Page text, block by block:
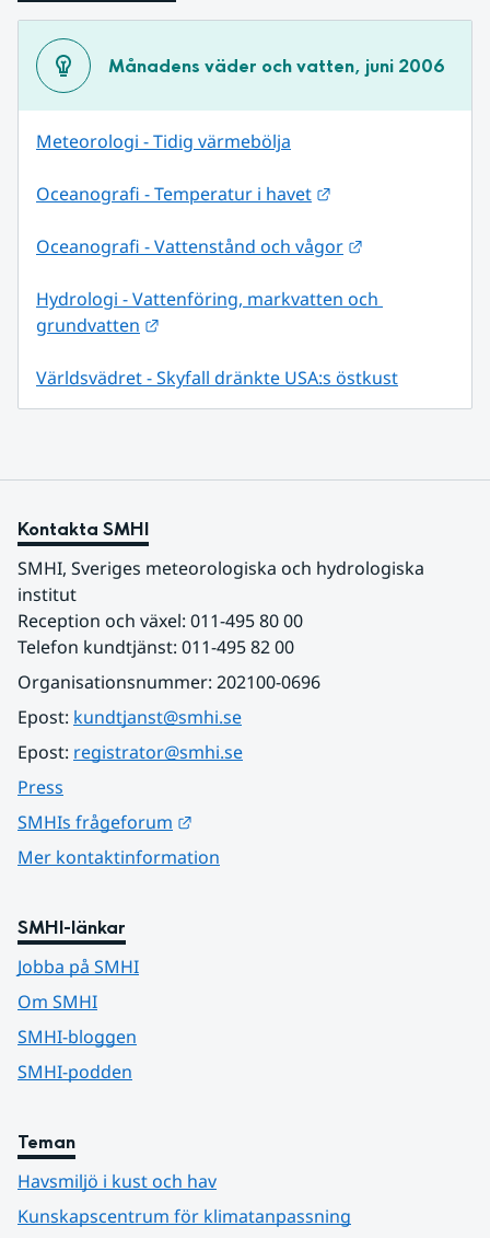
Månadens väder och vatten, juni 2006
Meteorologi - Tidig värmebölja
Oceanografi - Temperatur i havet
Oceanografi - Vattenstånd och vågor
Hydrologi - Vattenföring, markvatten och
grundvatten
Världsvädret - Skyfall dränkte USA:s östkust
Kontakta SMHI
SMHI, Sveriges meteorologiska och hydrologiska
institut
Reception och växel: 011-495 80 00
Telefon kundtjänst: 011-495 82 00
Organisationsnummer: 202100-0696
Epost: kundtjanst@smhi.se
Epost: registrator@smhi.se
Press
SMHIs frågeforum
Mer kontaktinformation
SMHI-länkar
Jobba på SMHI
Om SMHI
SMHI-bloggen
SMHI-podden
Teman
Havsmiljö i kust och hav
Kunskapscentrum för klimatanpassning